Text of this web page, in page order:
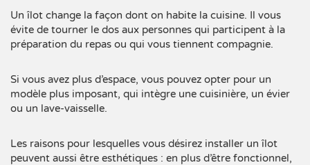
Un îlot change la façon dont on habite la cuisine. Il vous
évite de tourner le dos aux personnes qui participent à la
préparation du repas ou qui vous tiennent compagnie.
Si vous avez plus d’espace, vous pouvez opter pour un
modèle plus imposant, qui intègre une cuisinière, un évier
ou un lave-vaisselle.
Les raisons pour lesquelles vous désirez installer un îlot
peuvent aussi être esthétiques : en plus d’être fonctionnel,